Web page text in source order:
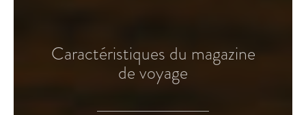
Caractéristiques du magazine
de voyage